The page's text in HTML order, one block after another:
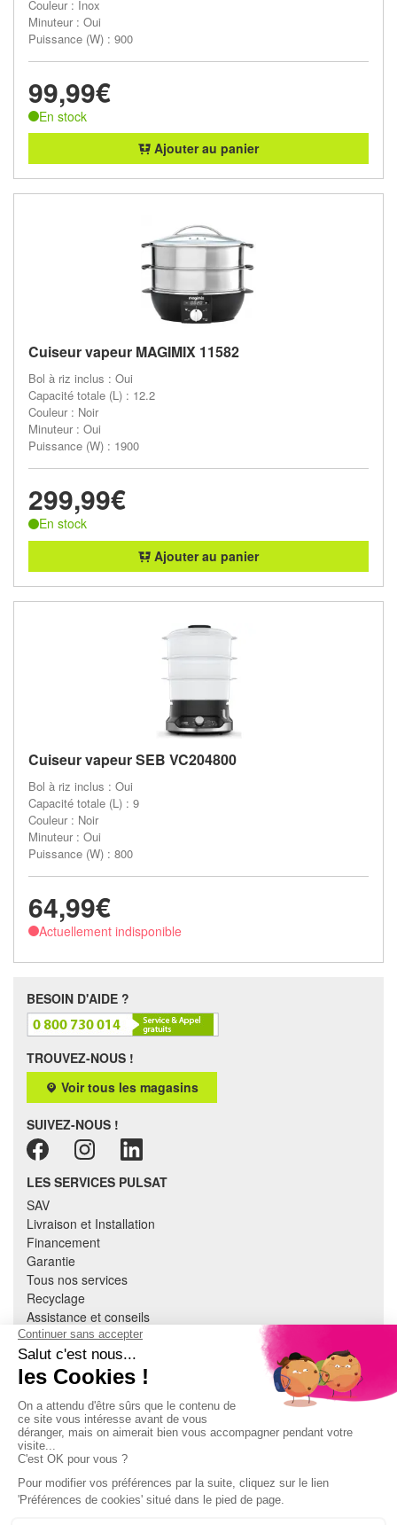
Couleur : Inox
Minuteur : Oui
Puissance (W) : 900
99,99€
En stock
Ajouter au panier
Cuiseur vapeur MAGIMIX 11582
Bol à riz inclus : Oui
Capacité totale (L) : 12.2
Couleur : Noir
Minuteur : Oui
Puissance (W) : 1900
299,99€
En stock
Ajouter au panier
Cuiseur vapeur SEB VC204800
Bol à riz inclus : Oui
Capacité totale (L) : 9
Couleur : Noir
Minuteur : Oui
Puissance (W) : 800
64,99€
Actuellement indisponible
BESOIN D'AIDE ?
TROUVEZ-NOUS !
Voir tous les magasins
SUIVEZ-NOUS !
LES SERVICES PULSAT
SAV
Livraison et Installation
Financement
Garantie
Tous nos services
Recyclage
Assistance et conseils
Cuisine équipée
Literie
Nous contacter
À PROPOS
CGV
Mentions légales
Données personnelles
Devenir adhérent